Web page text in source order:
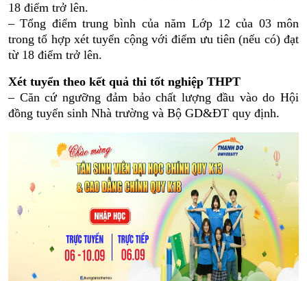
18 điểm trở lên.
– Tổng điểm trung bình của năm Lớp 12 của 03 môn
trong tổ hợp xét tuyển cộng với điểm ưu tiên (nếu có) đạt
từ 18 điểm trở lên.
Xét tuyển theo kết quả thi tốt nghiệp THPT
– Căn cứ ngưỡng đảm bảo chất lượng đầu vào do Hội
đồng tuyển sinh Nhà trường và Bộ GD&ĐT quy định.